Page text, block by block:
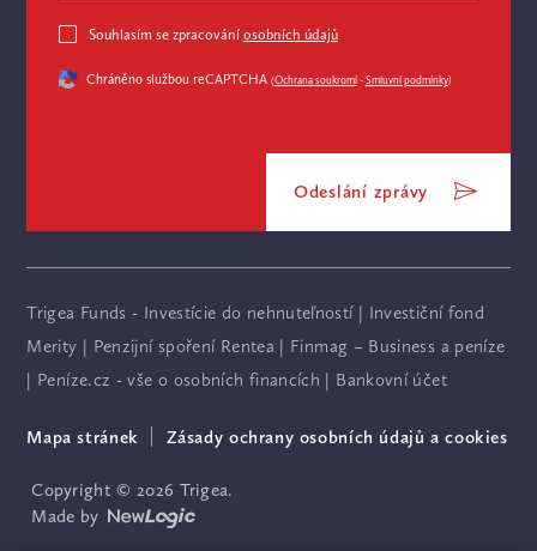
Souhlasím se zpracování osobních údajů
Chráněno službou reCAPTCHA (Ochrana soukromí-Smluvní podmínky)
Odeslání zprávy
Trigea Funds - Investície do nehnuteľností| Investiční fond
Merity | Penzijní spoření Rentea| Finmag – Business a peníze
| Peníze.cz - vše o osobních financích | Bankovní účet
Mapa stránek Zásady ochrany osobních údajů a cookies
Copyright © 2026 Trigea.
Made by